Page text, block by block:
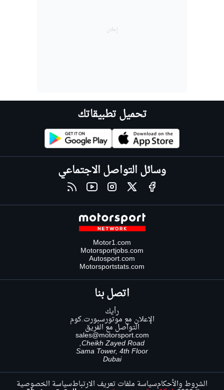
تحميل تطبيقاتك
وسائل التواصل الاجتماعي
Motor1.com
Motorsportjobs.com
Autosport.com
Motorsportstats.com
اتصل بنا
رأيك
الإعلان مع موتورسبورت.كوم
التواصل مع الفريق
sales@motorsport.com
Cheikh Zayed Road,
Sama Tower, 4th Floor
Dubai
الشروط والأحكامسياسة ملفات تعريف الارتباطسياسة الخصوصية